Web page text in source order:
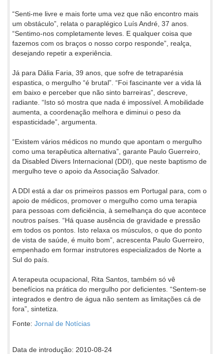
“Senti-me livre e mais forte uma vez que não encontro mais
um obstáculo”, relata o paraplégico Luís André, 37 anos.
“Sentimo-nos completamente leves. E qualquer coisa que
fazemos com os braços o nosso corpo responde”, realça,
desejando repetir a experiência.
Já para Dália Faria, 39 anos, que sofre de tetraparésia
espastica, o mergulho “é brutal”. “Foi fascinante ver a vida lá
em baixo e perceber que não sinto barreiras”, descreve,
radiante. “Isto só mostra que nada é impossível. A mobilidade
aumenta, a coordenação melhora e diminui o peso da
espasticidade”, argumenta.
“Existem vários médicos no mundo que apontam o mergulho
como uma terapêutica alternativa”, garante Paulo Guerreiro,
da Disabled Divers Internacional (DDI), que neste baptismo de
mergulho teve o apoio da Associação Salvador.
A DDI está a dar os primeiros passos em Portugal para, com o
apoio de médicos, promover o mergulho como uma terapia
para pessoas com deficiência, à semelhança do que acontece
noutros países. “Há quase ausência de gravidade e pressão
em todos os pontos. Isto relaxa os músculos, o que do ponto
de vista de saúde, é muito bom”, acrescenta Paulo Guerreiro,
empenhado em formar instrutores especializados de Norte a
Sul do país.
A terapeuta ocupacional, Rita Santos, também só vê
benefícios na prática do mergulho por deficientes. “Sentem-se
integrados e dentro de água não sentem as limitações cá de
fora”, sintetiza.
Fonte: Jornal de Notícias
Data de introdução: 2010-08-24